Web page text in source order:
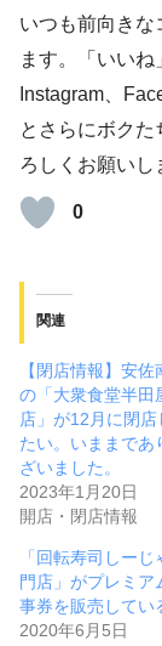
いつも前向きな
ます。「いいね
Instagram、
とさらにボクた
ろしくお願い
0
関連
【閉店情報】安
の「大衆食堂半田
店」が12月に閉店
たい。いままであ
ざいました。
2023年1月20日
開店・閉店情報
「回転寿司しー
門店」がプレミア
事券を販売してい
2020年6月5日